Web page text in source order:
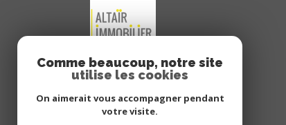
Comme beaucoup, notre site
utilise les cookies
On aimerait vous accompagner pendant
votre visite.